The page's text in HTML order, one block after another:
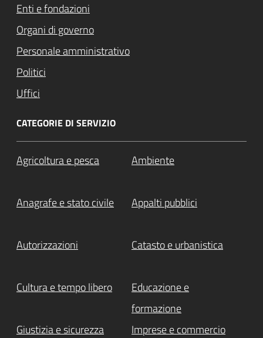
Enti e fondazioni
Organi di governo
Personale amministrativo
Politici
Uffici
CATEGORIE DI SERVIZIO
Agricoltura e pesca Ambiente
Anagrafe e stato civile Appalti pubblici
Autorizzazioni Catasto e urbanistica
Cultura e tempo libero
Educazione e
formazione
Giustizia e sicurezza
Imprese e commercio